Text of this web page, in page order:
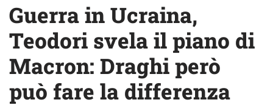
Guerra in Ucraina,
Teodori svela il piano di
Macron: Draghi però
può fare la differenza